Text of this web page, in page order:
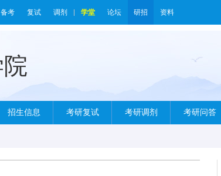
备考 复试 调剂 学堂 论坛 研招 资料
招生信息 考研复试 考研调剂 考研问答